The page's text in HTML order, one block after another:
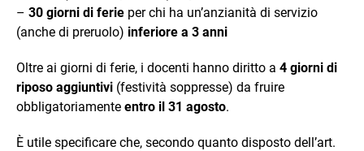
– 30 giorni di ferie per chi ha un’anzianità di servizio
(anche di preruolo) inferiore a 3 anni
Oltre ai giorni di ferie, i docenti hanno diritto a 4 giorni di
riposo aggiuntivi (festività soppresse) da fruire
obbligatoriamente entro il 31 agosto.
È utile specificare che, secondo quanto disposto dell’art.